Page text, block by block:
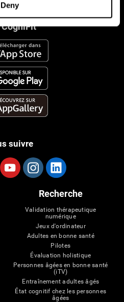
Deny
suivre
Recherche
Validation thérapeutique
numérique
Jeux d'ordinateur
Adultes en bonne santé
Pilotes
Évaluation holistique
Personnes âgées en bonne santé
(iTV)
Entraînement adultes âgés
État cognitif chez les personnes
âgées